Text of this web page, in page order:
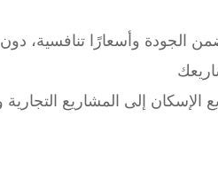
الجودة وأسعارًا تنافسية،
الإسكان إلى المشاريع